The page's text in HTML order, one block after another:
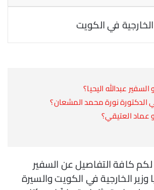
الخارجية في الكويت
عبدالله اليحيا؟
نورة محمد المشعان؟
العتيقي؟
كافة التفاصيل عن السفير
وزير الخارجية في الكويت والسيرة